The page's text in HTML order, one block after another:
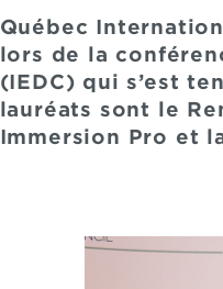
Québec
lors de la
(IEDC) qui s’est
lauréats sont le
Immersion Pro et